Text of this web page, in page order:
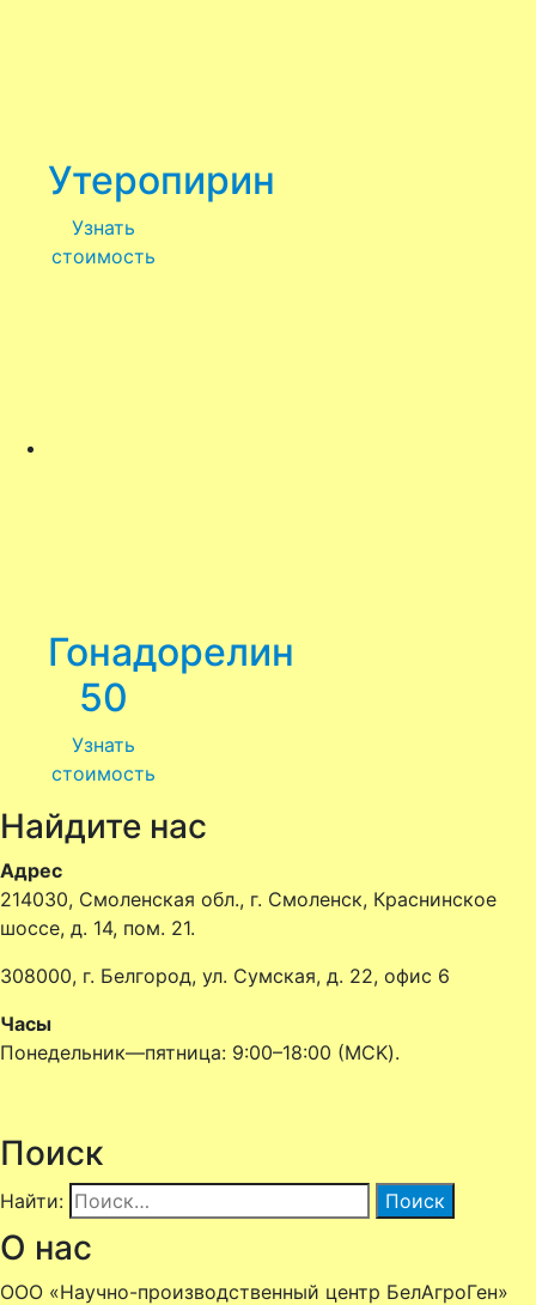
Утеропирин
Узнать
стоимость
Гонадорелин
50
Узнать
стоимость
Найдите нас
Адрес
214030, Смоленская обл., г. Смоленск, Краснинское
шоссе, д. 14, пом. 21.
308000, г. Белгород, ул. Сумская, д. 22, офис 6
Часы
Понедельник—пятница: 9:00–18:00 (MCK).
Поиск
Найти:
О нас
ООО «Научно-производственный центр БелАгроГен»